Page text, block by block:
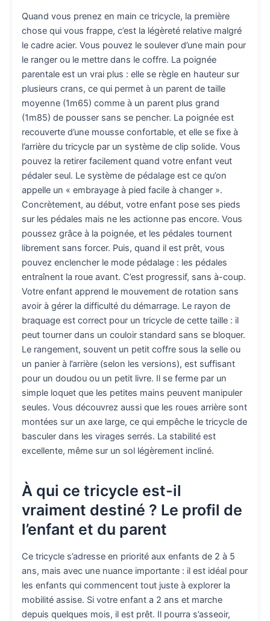
Quand vous prenez en main ce tricycle, la première
chose qui vous frappe, c’est la légèreté relative malgré
le cadre acier. Vous pouvez le soulever d’une main pour
le ranger ou le mettre dans le coffre. La poignée
parentale est un vrai plus : elle se règle en hauteur sur
plusieurs crans, ce qui permet à un parent de taille
moyenne (1m65) comme à un parent plus grand
(1m85) de pousser sans se pencher. La poignée est
recouverte d’une mousse confortable, et elle se fixe à
l’arrière du tricycle par un système de clip solide. Vous
pouvez la retirer facilement quand votre enfant veut
pédaler seul. Le système de pédalage est ce qu’on
appelle un « embrayage à pied facile à changer ».
Concrètement, au début, votre enfant pose ses pieds
sur les pédales mais ne les actionne pas encore. Vous
poussez grâce à la poignée, et les pédales tournent
librement sans forcer. Puis, quand il est prêt, vous
pouvez enclencher le mode pédalage : les pédales
entraînent la roue avant. C’est progressif, sans à-coup.
Votre enfant apprend le mouvement de rotation sans
avoir à gérer la difficulté du démarrage. Le rayon de
braquage est correct pour un tricycle de cette taille : il
peut tourner dans un couloir standard sans se bloquer.
Le rangement, souvent un petit coffre sous la selle ou
un panier à l’arrière (selon les versions), est suffisant
pour un doudou ou un petit livre. Il se ferme par un
simple loquet que les petites mains peuvent manipuler
seules. Vous découvrez aussi que les roues arrière sont
montées sur un axe large, ce qui empêche le tricycle de
basculer dans les virages serrés. La stabilité est
excellente, même sur un sol légèrement incliné.
À qui ce tricycle est-il
vraiment destiné ? Le profil de
l’enfant et du parent
Ce tricycle s’adresse en priorité aux enfants de 2 à 5
ans, mais avec une nuance importante : il est idéal pour
les enfants qui commencent tout juste à explorer la
mobilité assise. Si votre enfant a 2 ans et marche
depuis quelques mois, il est prêt. Il pourra s’asseoir,